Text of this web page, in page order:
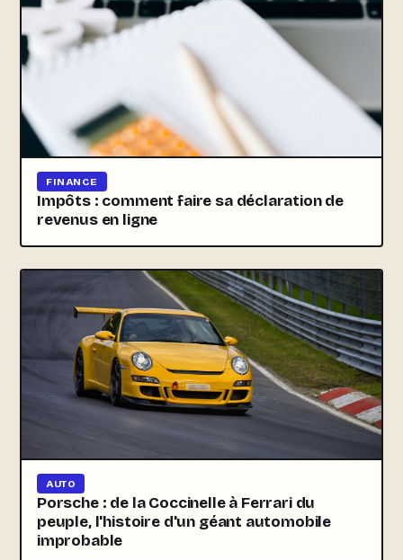
FINANCE
Impôts : comment faire sa déclaration de
revenus en ligne
AUTO
Porsche : de la Coccinelle à Ferrari du
peuple, l'histoire d'un géant automobile
improbable